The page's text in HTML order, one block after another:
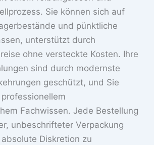
Sie können sich auf
und pünktliche
unterstützt durch
ohne versteckte Kosten. Ihre
sind durch modernste
geschützt, und Sie
Fachwissen. Jede Bestellung
unbeschrifteter Verpackung
Diskretion zu